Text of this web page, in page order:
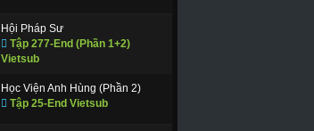
Hội Pháp Sư
Tập 277-End (Phần 1+2)
Vietsub
Học Viện Anh Hùng (Phần 2)
Tập 25-End Vietsub